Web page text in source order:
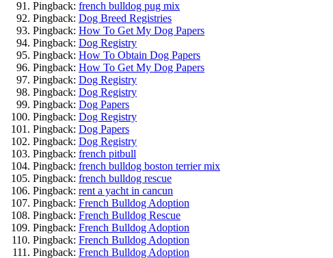
Pingback: french bulldog pug mix
Pingback: Dog Breed Registries
Pingback: How To Get My Dog Papers
Pingback: Dog Registry
Pingback: How To Obtain Dog Papers
Pingback: How To Get My Dog Papers
Pingback: Dog Registry
Pingback: Dog Registry
Pingback: Dog Papers
Pingback: Dog Registry
Pingback: Dog Papers
Pingback: Dog Registry
Pingback: french pitbull
Pingback: french bulldog boston terrier mix
Pingback: french bulldog rescue
Pingback: rent a yacht in cancun
Pingback: French Bulldog Adoption
Pingback: French Bulldog Rescue
Pingback: French Bulldog Adoption
Pingback: French Bulldog Adoption
Pingback: French Bulldog Adoption